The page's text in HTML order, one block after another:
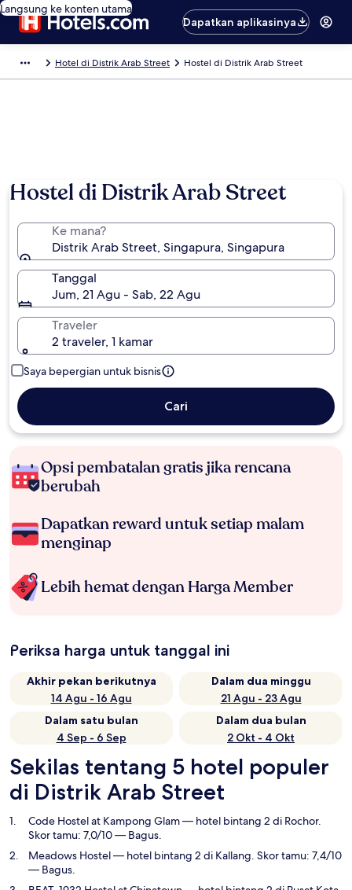
Langsung ke konten utama
Dapatkan aplikasinya
Hotel di Distrik Arab Street Hostel di Distrik Arab Street
Hostel di Distrik Arab Street
Ke mana?
Distrik Arab Street, Singapura, Singapura
Tanggal
Jum, 21 Agu - Sab, 22 Agu
Traveler
2 traveler, 1 kamar
Saya bepergian untuk bisnis
Cari
Opsi pembatalan gratis jika rencana
berubah
Dapatkan reward untuk setiap malam
menginap
Lebih hemat dengan Harga Member
Periksa harga untuk tanggal ini
Akhir pekan berikutnya
14 Agu - 16 Agu
Dalam dua minggu
21 Agu - 23 Agu
Dalam satu bulan
4 Sep - 6 Sep
Dalam dua bulan
2 Okt - 4 Okt
Sekilas tentang 5 hotel populer
di Distrik Arab Street
Code Hostel at Kampong Glam— hotel bintang 2 di Rochor.
Skor tamu: 7,0/10 — Bagus.
Meadows Hostel— hotel bintang 2 di Kallang. Skor tamu: 7,4/10
— Bagus.